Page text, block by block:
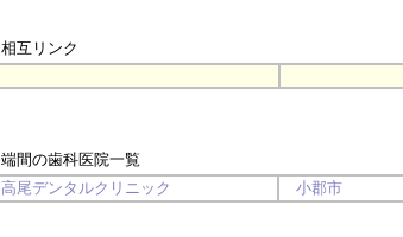
相互リンク
端間の歯科医院一覧
高尾デンタルクリニック
小郡市